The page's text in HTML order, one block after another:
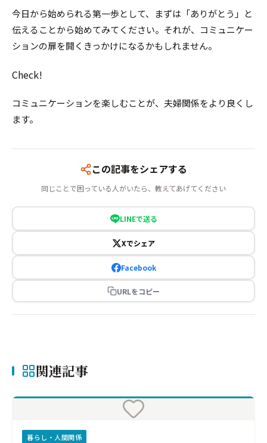
今日から始められる第一歩として、まずは「ありがとう」と
伝えることから始めてみてください。それが、コミュニケー
ションの扉を開くきっかけになるかもしれません。
Check!
コミュニケーションを楽しむことが、夫婦関係をより良くし
ます。
この記事をシェアする
同じことで困っている人がいたら、教えてあげてください
LINEで送る
Xでシェア
Facebook
URLをコピー
関連記事
暮らし・人間関係